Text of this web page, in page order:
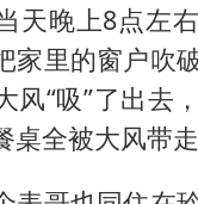
天晚上8点左
家里的窗户吹
风“吸”了出去
全被大风带走